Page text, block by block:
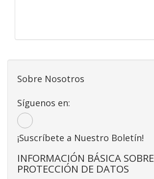
Sobre Nosotros
Síguenos en:
¡Suscríbete a Nuestro Boletín!
INFORMACIÓN BÁSICA SOBRE
PROTECCIÓN DE DATOS